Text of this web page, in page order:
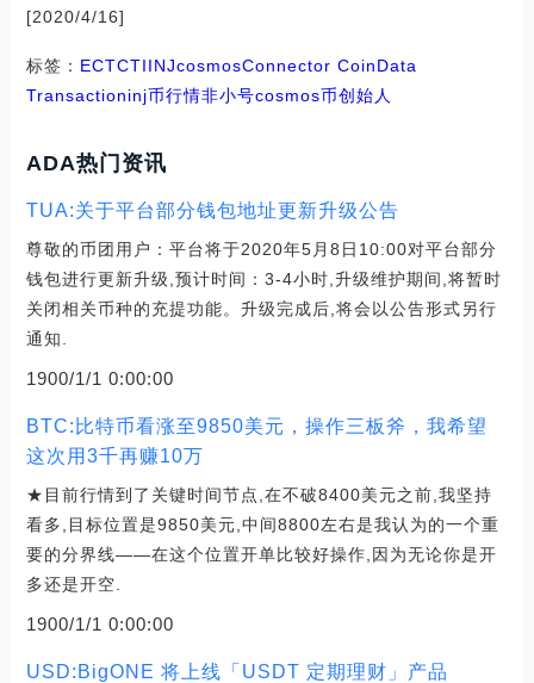
[2020/4/16]
标签： ECTCTIINJcosmosConnector CoinData
Transactioninj币行情非小号cosmos币创始人
ADA热门资讯
TUA:关于平台部分钱包地址更新升级公告
尊敬的币团用户：平台将于2020年5月8日10:00对平台部分
钱包进行更新升级,预计时间：3-4小时,升级维护期间,将暂时
关闭相关币种的充提功能。升级完成后,将会以公告形式另行
通知.
1900/1/1 0:00:00
BTC:比特币看涨至9850美元，操作三板斧，我希望
这次用3千再赚10万
★目前行情到了关键时间节点,在不破8400美元之前,我坚持
看多,目标位置是9850美元,中间8800左右是我认为的一个重
要的分界线——在这个位置开单比较好操作,因为无论你是开
多还是开空.
1900/1/1 0:00:00
USD:BigONE 将上线「USDT 定期理财」产品